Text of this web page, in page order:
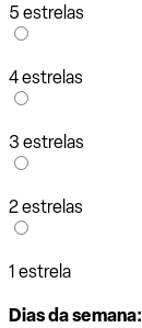
5 estrelas
4 estrelas
3 estrelas
2 estrelas
1 estrela
Dias da semana: